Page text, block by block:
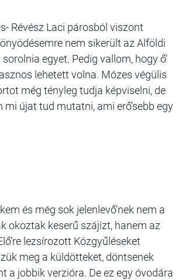
Révész Laci párosból viszont
nem sikerült az Alföldi
egyet. Pedig vallom, hogy ő‘
lehetett volna. Mózes végülis
még tényleg tudja képviselni, de
mi újat tud mutatni, ami erő‘sebb egy
és még sok jelenlevő‘nek nem a
okoztak keserű szájízt, hanem az
lezsírozott Közgyűléseket
meg a küldötteket, döntsenek
a jobbik verzióra. De ez egy óvodára